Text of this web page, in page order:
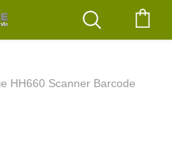
HH660 Scanner Barcode